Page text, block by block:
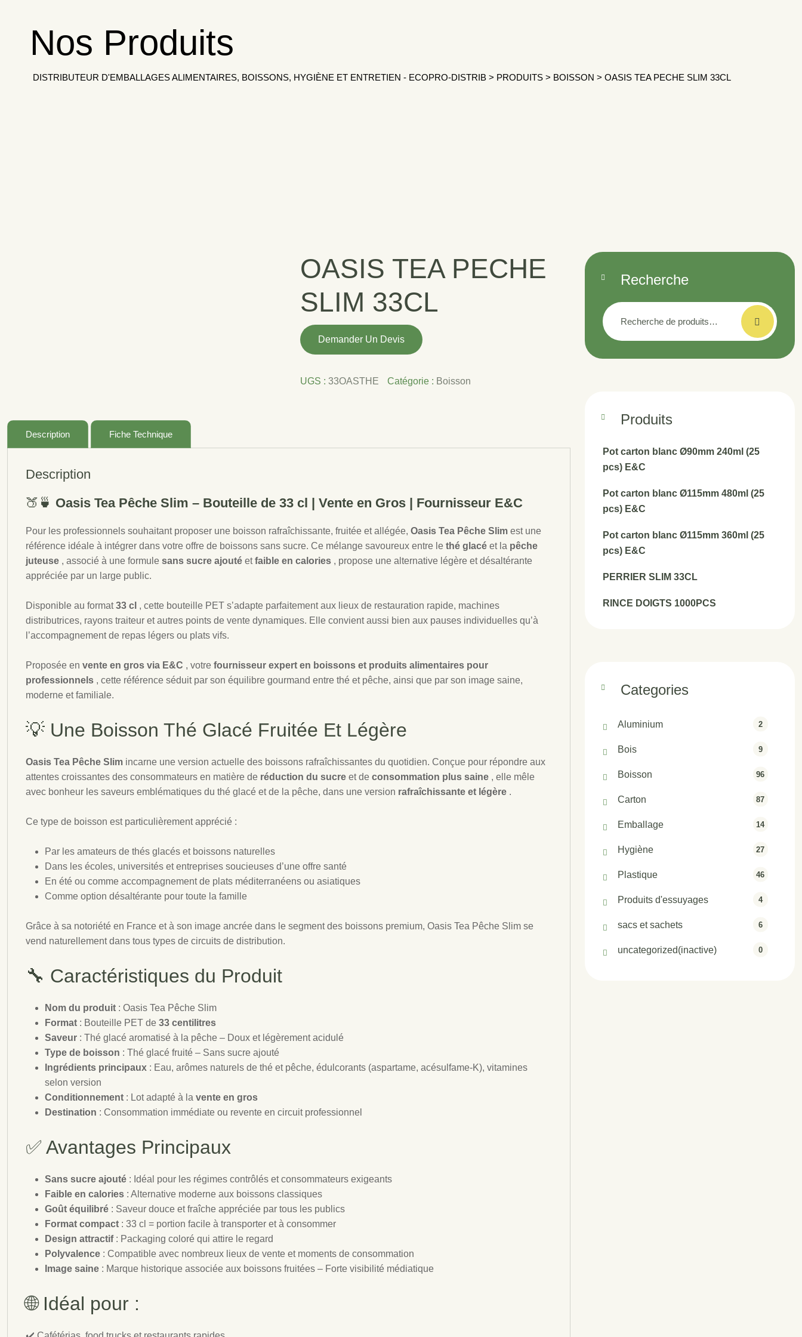
Nos Produits
DISTRIBUTEUR D'EMBALLAGES ALIMENTAIRES, BOISSONS, HYGIÈNE ET ENTRETIEN - ECOPRO-DISTRIB > PRODUITS > BOISSON > OASIS TEA PECHE SLIM 33CL
OASIS TEA PECHE
SLIM 33CL
quantité
de
TEA
Demander Un Devis
UGS : 33OASTHE Catégorie : Boisson
Description Fiche Technique
Description
🍑🍵 Oasis Tea Pêche Slim – Bouteille de 33 cl | Vente en Gros | Fournisseur E&C
Pour les professionnels souhaitant proposer une boisson rafraîchissante, fruitée et allégée, Oasis Tea Pêche Slim est une
référence idéale à intégrer dans votre offre de boissons sans sucre. Ce mélange savoureux entre le thé glacé et la pêche
juteuse , associé à une formule sans sucre ajouté etfaible en calories , propose une alternative légère et désaltérante
appréciée par un large public.
Disponible au format33 cl , cette bouteille PET s’adapte parfaitement aux lieux de restauration rapide, machines
distributrices, rayons traiteur et autres points de vente dynamiques. Elle convient aussi bien aux pauses individuelles qu’à
l’accompagnement de repas légers ou plats vifs.
Proposée en vente en gros via E&C , votre fournisseur expert en boissons et produits alimentaires pour
professionnels , cette référence séduit par son équilibre gourmand entre thé et pêche, ainsi que par son image saine,
moderne et familiale.
💡 Une Boisson Thé Glacé Fruitée Et Légère
Oasis Tea Pêche Slim incarne une version actuelle des boissons rafraîchissantes du quotidien. Conçue pour répondre aux
attentes croissantes des consommateurs en matière de réduction du sucre et de consommation plus saine , elle mêle
avec bonheur les saveurs emblématiques du thé glacé et de la pêche, dans une version rafraîchissante et légère .
Ce type de boisson est particulièrement apprécié :
Par les amateurs de thés glacés et boissons naturelles
Dans les écoles, universités et entreprises soucieuses d’une offre santé
En été ou comme accompagnement de plats méditerranéens ou asiatiques
Comme option désaltérante pour toute la famille
Grâce à sa notoriété en France et à son image ancrée dans le segment des boissons premium, Oasis Tea Pêche Slim se
vend naturellement dans tous types de circuits de distribution.
🔧 Caractéristiques du Produit
Nom du produit : Oasis Tea Pêche Slim
Format : Bouteille PET de 33 centilitres
Saveur : Thé glacé aromatisé à la pêche – Doux et légèrement acidulé
Type de boisson : Thé glacé fruité – Sans sucre ajouté
Ingrédients principaux : Eau, arômes naturels de thé et pêche, édulcorants (aspartame, acésulfame-K), vitamines
selon version
Conditionnement : Lot adapté à la vente en gros
Destination : Consommation immédiate ou revente en circuit professionnel
✅ Avantages Principaux
Sans sucre ajouté : Idéal pour les régimes contrôlés et consommateurs exigeants
Faible en calories : Alternative moderne aux boissons classiques
Goût équilibré : Saveur douce et fraîche appréciée par tous les publics
Format compact : 33 cl = portion facile à transporter et à consommer
Design attractif : Packaging coloré qui attire le regard
Polyvalence : Compatible avec nombreux lieux de vente et moments de consommation
Image saine : Marque historique associée aux boissons fruitées – Forte visibilité médiatique
🌐 Idéal pour :
Recherche
Recherche
pour :
Produits
Pot carton blanc Ø90mm 240ml (25
pcs) E&C
Pot carton blanc Ø115mm 480ml (25
pcs) E&C
Pot carton blanc Ø115mm 360ml (25
pcs) E&C
PERRIER SLIM 33CL
RINCE DOIGTS 1000PCS
Categories
Aluminium 2
Bois 9
Boisson 96
Carton 87
Emballage 14
Hygiène 27
Plastique 46
Produits d'essuyages 4
sacs et sachets 6
uncategorized(inactive) 0